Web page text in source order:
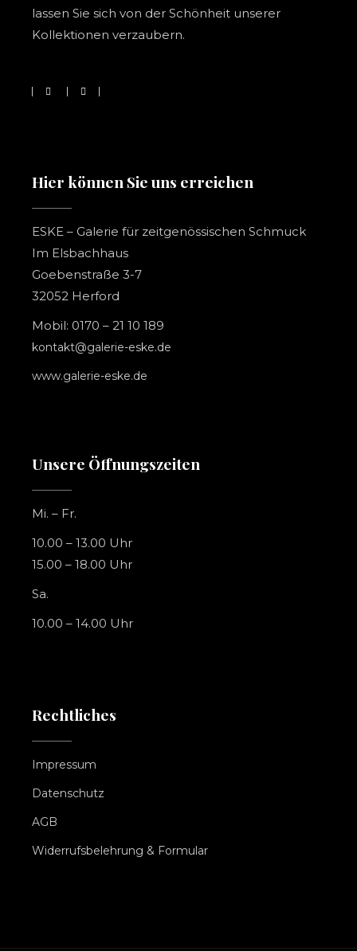
lassen Sie sich von der Schönheit unserer
Kollektionen verzaubern.
Hier können Sie uns erreichen
ESKE – Galerie für zeitgenössischen Schmuck
Im Elsbachhaus
Goebenstraße 3-7
32052 Herford
Mobil: 0170 – 21 10 189
kontakt@galerie-eske.de
www.galerie-eske.de
Unsere Öffnungszeiten
Mi. – Fr.
10.00 – 13.00 Uhr
15.00 – 18.00 Uhr
Sa.
10.00 – 14.00 Uhr
Rechtliches
Impressum
Datenschutz
AGB
Widerrufsbelehrung & Formular